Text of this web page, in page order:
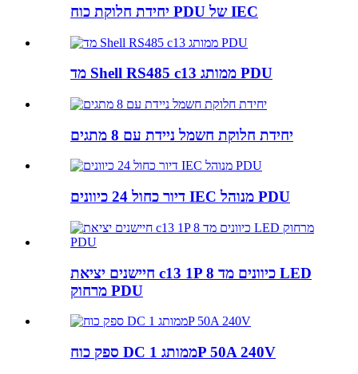
יחידת חלוקת כוח PDU של IEC
מד Shell RS485 c13 ממותג PDU
יחידת חלוקת חשמל ניידת עם 8 מתגים
דיור כחול 24 כיוונים IEC מנוהל PDU
חיישנים יציאת c13 1P 8 כיוונים מד LED
מרחוק PDU
ספק כוח DC ממותג 1P 50A 240V